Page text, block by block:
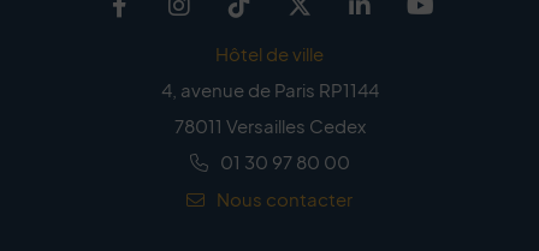
Facebook
Instagram
TikTokTwitter
Linkedin
Hôtel de ville
4, avenue de Paris RP1144
78011 Versailles Cedex
01 30 97 80 00
Nous contacter